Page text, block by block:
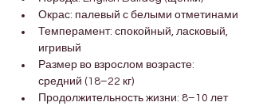
Окрас: палевый с белыми отметинами
Темперамент: спокойный, ласковый,
игривый
Размер во взрослом возрасте:
средний (18–22 кг)
Продолжительность жизни: 8–10 лет